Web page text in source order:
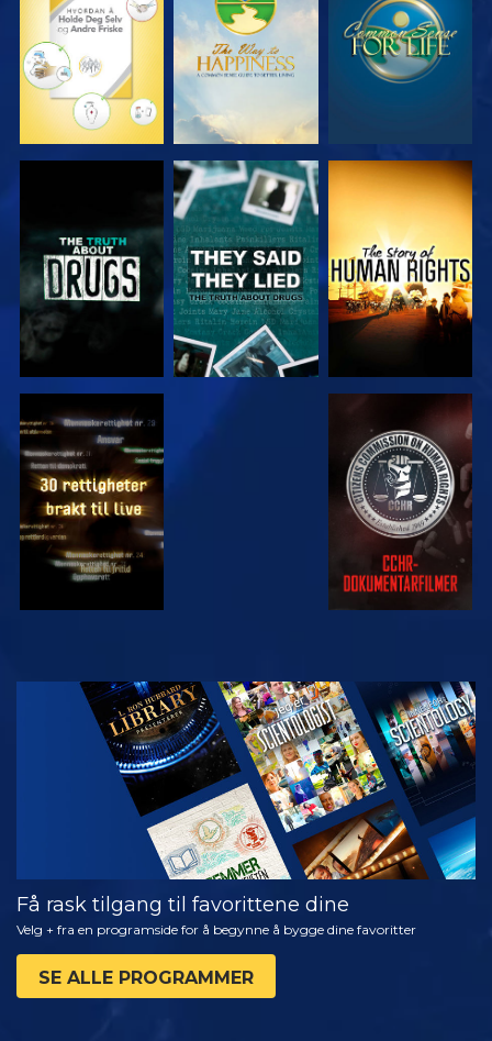
SE SE
SE SE
SE
UTFORSK
SERIEN
Få rask tilgang til favorittene dine
Velg + fra en programside for å begynne å bygge dine favoritter
SE ALLE PROGRAMMER